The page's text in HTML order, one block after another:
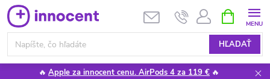
Prejsť
na
obsah
HĽADAŤ
KOŠÍK
🔥 Apple za innocent cenu. AirPods 4 za 119 € 🔥